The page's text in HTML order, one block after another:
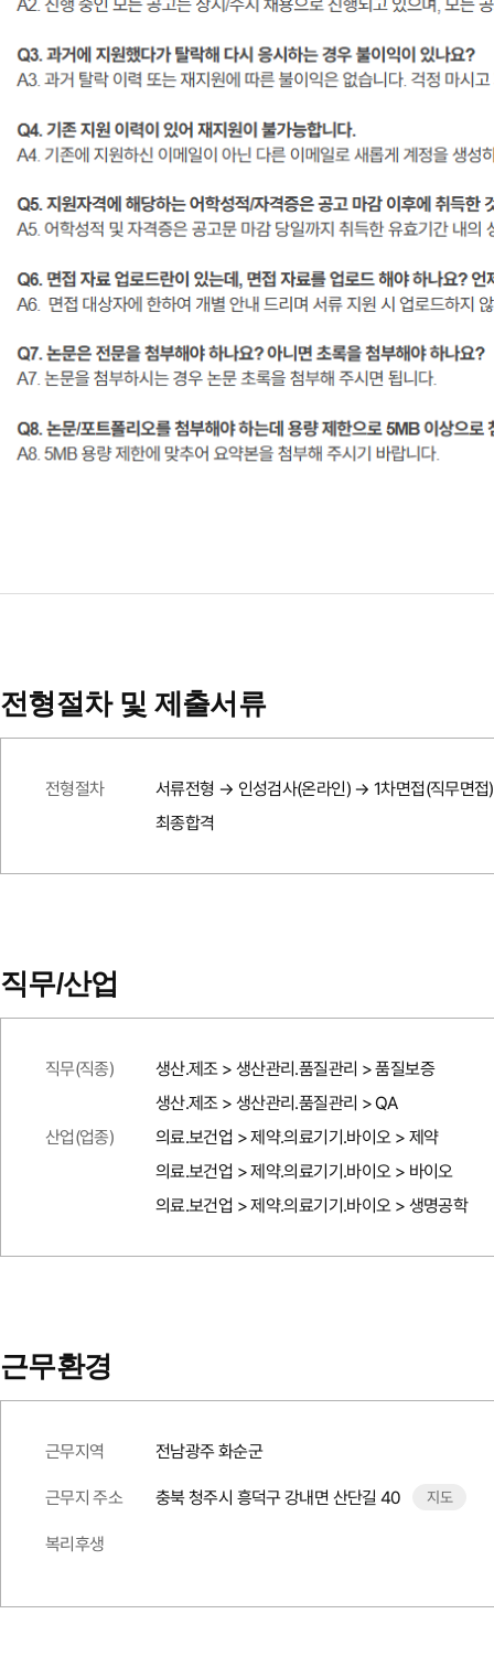
전형절차 및 제출서류
전형절차
서류전형 → 인성검사(온라인) → 1차면접(직무면
최종합격
직무/산업
직무(직종)
생산.제조 > 생산관리.품질관리 > 품질보증
생산.제조 > 생산관리.품질관리 > QA
산업(업종)
의료.보건업 > 제약.의료기기.바이오 > 제약
의료.보건업 > 제약.의료기기.바이오 > 바이오
의료.보건업 > 제약.의료기기.바이오 > 생명공학
근무환경
근무지역 전남광주 화순군
근무지 주소 충북 청주시 흥덕구 강내면 산단길 40 지도
복리후생